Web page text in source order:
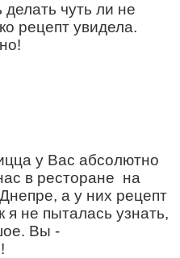
чуть ли не
рецепт увидела.
у Вас абсолютно
в ресторане на
а у них рецепт
я не пыталась узнать,
Вы -